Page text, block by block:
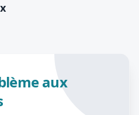
aux